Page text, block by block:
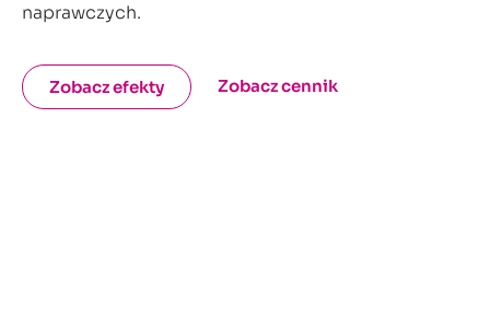
naprawczych.
Zobacz efekty Zobacz cennik